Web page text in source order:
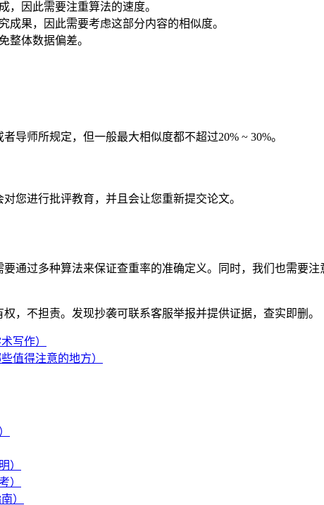
，因此需要注重算法的速度。
成果，因此需要考虑这部分内容的相似度。
整体数据偏差。
导师所规定，但一般最大相似度都不超过20% ~ 30%。
您进行批评教育，并且会让您重新提交论文。
通过多种算法来保证查重率的准确定义。同时，我们也需要
，不担责。发现抄袭可联系客服举报并提供证据，查实即删。
写作）
值得注意的地方）
）
）
）